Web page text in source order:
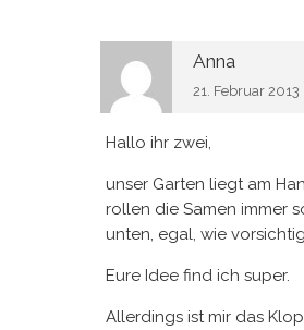
Anna
21. Februar 2013
Hallo ihr zwei,
unser Garten liegt am
rollen die Samen immer
unten, egal, wie
Eure Idee find ich super.
Allerdings ist mir das